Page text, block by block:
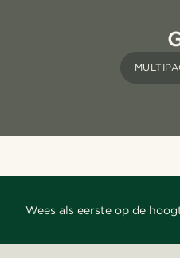
Wees als eerste op de